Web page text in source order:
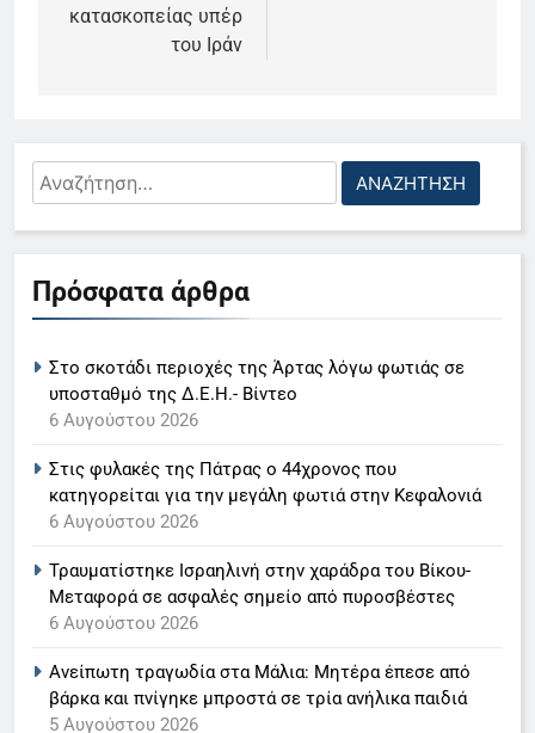
κατασκοπείας υπέρ
του Ιράν
Αναζήτηση
για:
Πρόσφατα άρθρα
Στο σκοτάδι περιοχές της Άρτας λόγω φωτιάς σε
υποσταθμό της Δ.Ε.Η.- Βίντεο
6 Αυγούστου 2026
Στις φυλακές της Πάτρας ο 44χρονος που
κατηγορείται για την μεγάλη φωτιά στην Κεφαλονιά
6 Αυγούστου 2026
Τραυματίστηκε Ισραηλινή στην χαράδρα του Βίκου-
Μεταφορά σε ασφαλές σημείο από πυροσβέστες
6 Αυγούστου 2026
Ανείπωτη τραγωδία στα Μάλια: Μητέρα έπεσε από
βάρκα και πνίγηκε μπροστά σε τρία ανήλικα παιδιά
5 Αυγούστου 2026
Ο Παναγιώτης Στάθης στο
«τιμόνι» του κεντρικού δελτίου
6
ανακοίνωση του σταθμού
LIFESTYLE-MEDIA
7
Τέλος από τον ΑΝΤ1 ο
LIFESTYLE-MEDIA